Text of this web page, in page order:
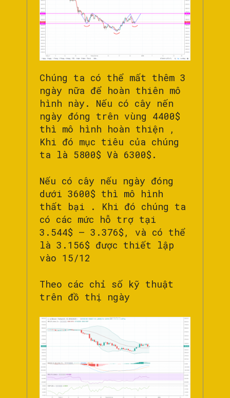
Chúng ta có thể mất thêm 3
ngày nữa để hoàn thiên mô
hình này. Nếu có cây nến
ngày đóng trên vùng 4400$
thì mô hình hoàn thiện ,
Khi đó mục tiêu của chúng
ta là 5800$ Và 6300$.
Nếu có cây nếu ngày đóng
dưới 3600$ thì mô hình
thất bại . Khi đó chúng ta
có các mức hỗ trợ tại
3.544$ – 3.376$, và có thể
là 3.156$ được thiết lập
vào 15/12
Theo các chỉ số kỹ thuật
trên đồ thị ngày